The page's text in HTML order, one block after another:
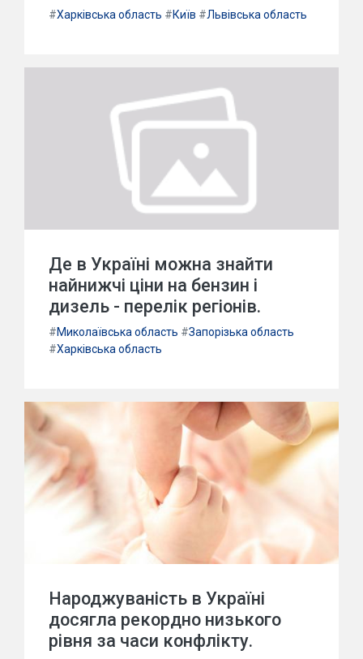
#Харківська область #Київ #Львівська область
Де в Україні можна знайти
найнижчі ціни на бензин і
дизель - перелік регіонів.
#Миколаївська область #Запорізька область
#Харківська область
Народжуваність в Україні
досягла рекордно низького
рівня за часи конфлікту.